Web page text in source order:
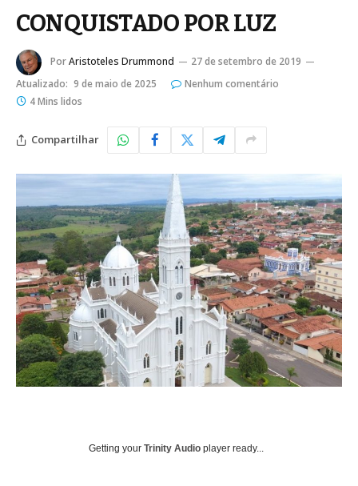
CONQUISTADO POR LUZ
PorAristoteles Drummond
27 de setembro de 2019
Atualizado: 9 de maio de 2025
Nenhum comentário
4 Mins lidos
Compartilhar
Getting your Trinity Audio player ready...